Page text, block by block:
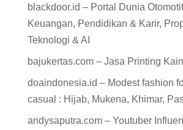
blackdoor.id – Portal Dunia
Keuangan, Pendidikan & Karir,
Teknologi & AI
bajukertas.com – Jasa Printing
doaindonesia.id – Modest fashion
casual : Hijab, Mukena, Khimar,
andysaputra.com – Youtuber